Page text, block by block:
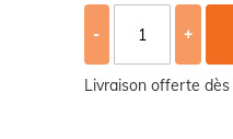
- +
Livraison offerte dès